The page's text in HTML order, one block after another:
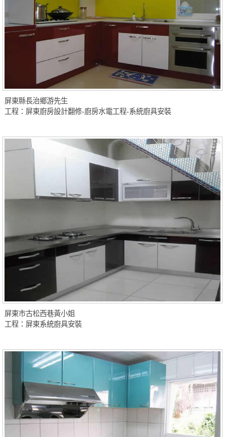
屏東縣長治鄉游先生
工程：屏東廚房設計翻修-廚房水電工程-系統廚具安裝
屏東市古松西巷黃小姐
工程：屏東系統廚具安裝